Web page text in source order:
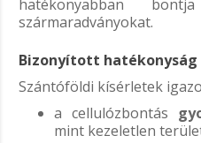
hatékonyabban
szármaradványokat.
Bizonyított hatékonyság
Szántóföldi kísérletek
a cellulózbontás
mint kezeletlen